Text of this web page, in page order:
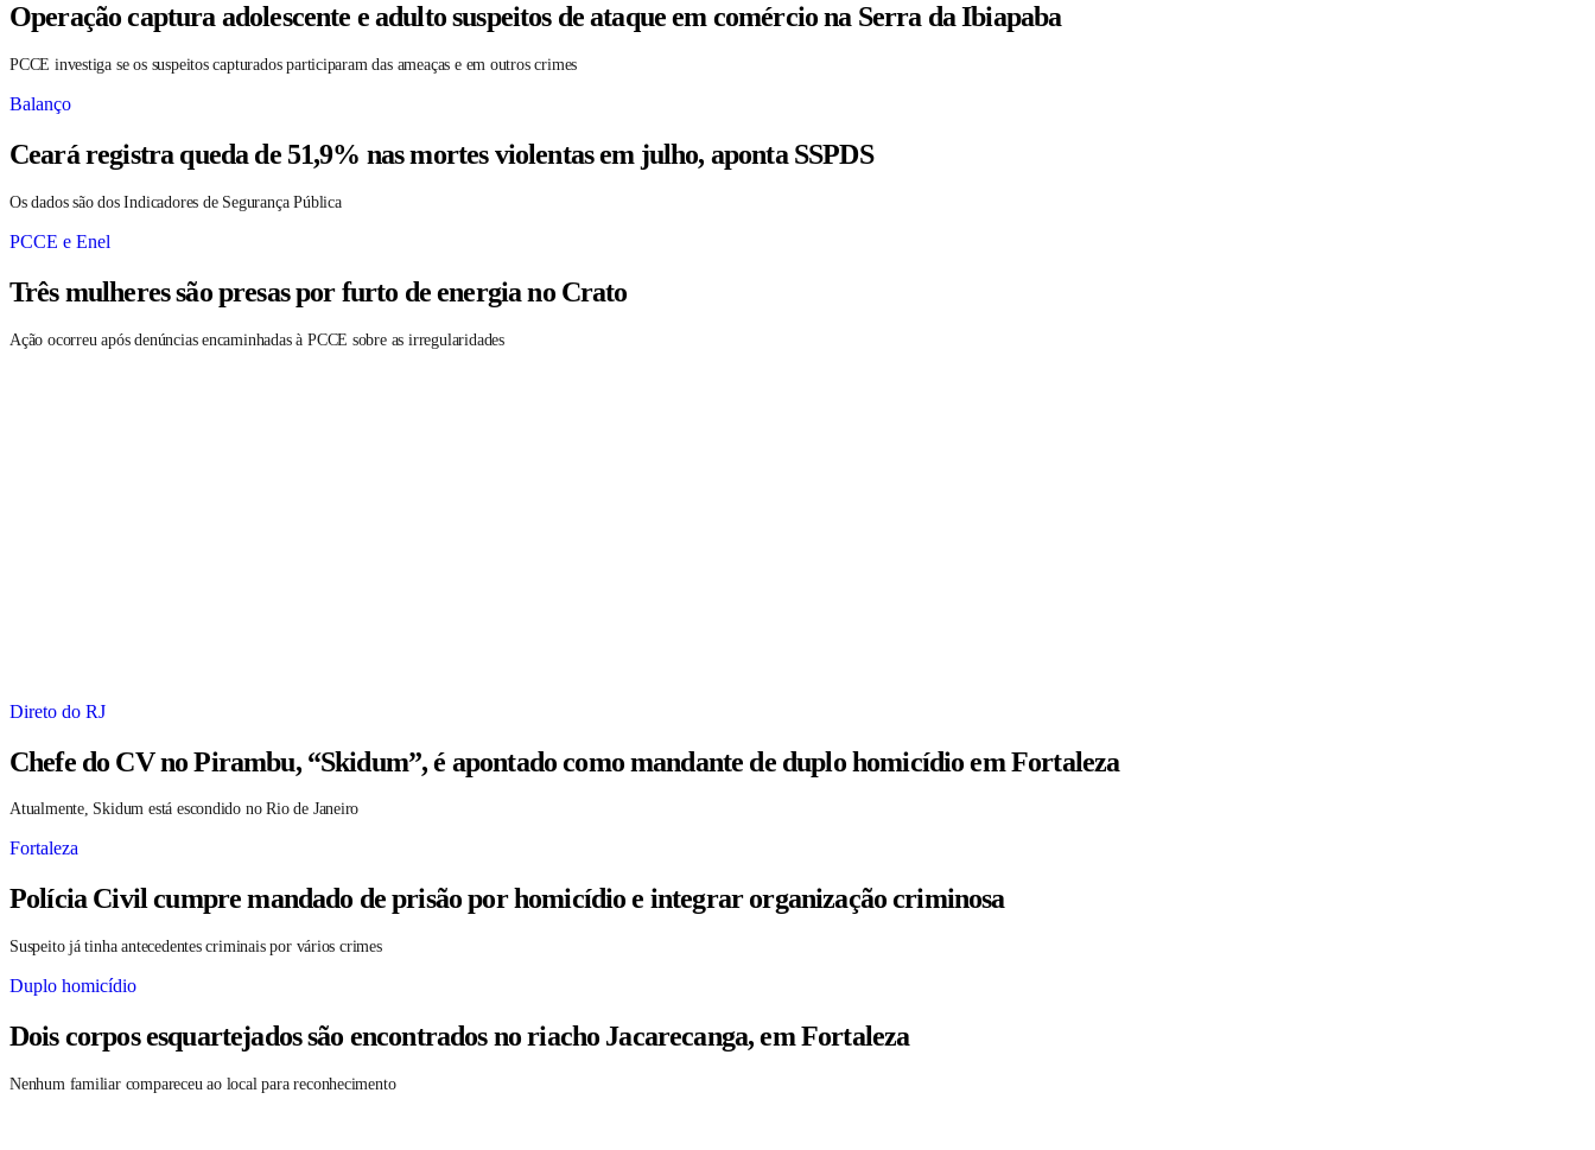
Operação captura adolescente e adulto suspeitos de ataque em comércio na Serra da Ibiapaba
PCCE investiga se os suspeitos capturados participaram das ameaças e em outros crimes
Balanço
Ceará registra queda de 51,9% nas mortes violentas em julho, aponta SSPDS
Os dados são dos Indicadores de Segurança Pública
PCCE e Enel
Três mulheres são presas por furto de energia no Crato
Ação ocorreu após denúncias encaminhadas à PCCE sobre as irregularidades
Direto do RJ
Chefe do CV no Pirambu, “Skidum”, é apontado como mandante de duplo homicídio em Fortaleza
Atualmente, Skidum está escondido no Rio de Janeiro
Fortaleza
Polícia Civil cumpre mandado de prisão por homicídio e integrar organização criminosa
Suspeito já tinha antecedentes criminais por vários crimes
Duplo homicídio
Dois corpos esquartejados são encontrados no riacho Jacarecanga, em Fortaleza
Nenhum familiar compareceu ao local para reconhecimento